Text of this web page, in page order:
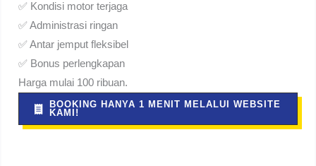
✅ Kondisi motor terjaga
✅ Administrasi ringan
✅ Antar jemput fleksibel
✅ Bonus perlengkapan
Harga mulai 100 ribuan.
BOOKING HANYA 1 MENIT MELALUI WEBSITE
KAMI!